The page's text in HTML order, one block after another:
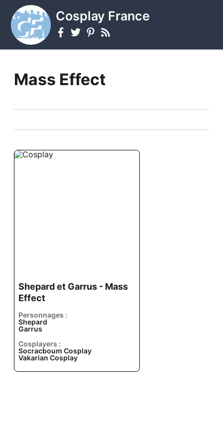
Cosplay France
Mass Effect
Shepard et Garrus - Mass
Effect
Personnages :
Shepard
Garrus
Cosplayers :
Socracboum Cosplay
Vakarian Cosplay